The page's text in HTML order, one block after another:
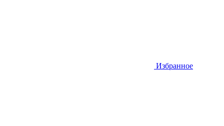
Избранное